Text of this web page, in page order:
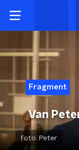
Fragment
Van
foto: Peter